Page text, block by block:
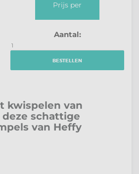
Prijs per
Aantal:
BESTELLEN
kwispelen van
schattige
van Heffy